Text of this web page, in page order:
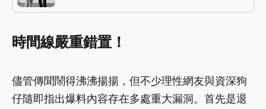
時間線嚴重錯置！
儘管傳聞鬧得沸沸揚揚，但不少理性網友與資深狗
仔隨即指出爆料內容存在多處重大漏洞。首先是退